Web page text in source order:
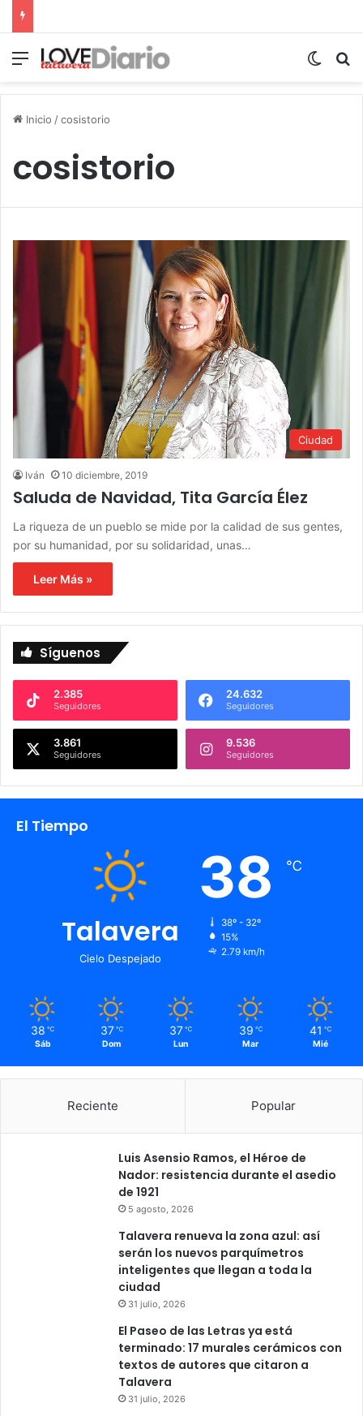
Menú
Inicio /cosistorio
cosistorio
Ciudad
Iván 10 diciembre, 2019
Saluda de Navidad, Tita García Élez
La riqueza de un pueblo se mide por la calidad de sus gentes,
por su humanidad, por su solidaridad, unas…
Leer Más »
Síguenos
2.385
Seguidores
24.632
Seguidores
3.861
Seguidores
9.536
Seguidores
El Tiempo
Talavera
Cielo Despejado
38 ℃
38º - 32º
15%
2.79 km/h
38 ℃
Sáb
37 ℃
Dom
37 ℃
Lun
39 ℃
Mar
41 ℃
Mié
Reciente Popular
Luis Asensio Ramos, el Héroe de
Nador: resistencia durante el asedio
de 1921
5 agosto, 2026
Talavera renueva la zona azul: así
serán los nuevos parquímetros
inteligentes que llegan a toda la
ciudad
31 julio, 2026
El Paseo de las Letras ya está
terminado: 17 murales cerámicos con
textos de autores que citaron a
Talavera
31 julio, 2026